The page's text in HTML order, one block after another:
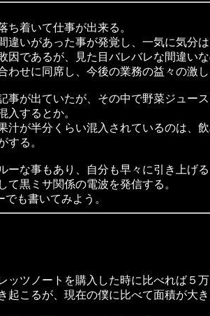
着いて仕事が出来る。
いがあった事が発覚し、一気に気分は
であるが、見た目バレバレな間違いな
せに同席し、今後の業務の益々の激し
が出ていたが、その中で野菜ジュー
入するとか。
が半分くらい混入されているのは、
する。
な事もあり、自分も早々に引き上げる
黒ミサ関係の電波を発信する。
も書いてみよう。
ツノートを購入した時に比べれば５万
こるが、現在の僕に比べて面積が大